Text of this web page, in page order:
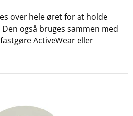
over hele øret for at holde
også bruges sammen med
ActiveWear eller